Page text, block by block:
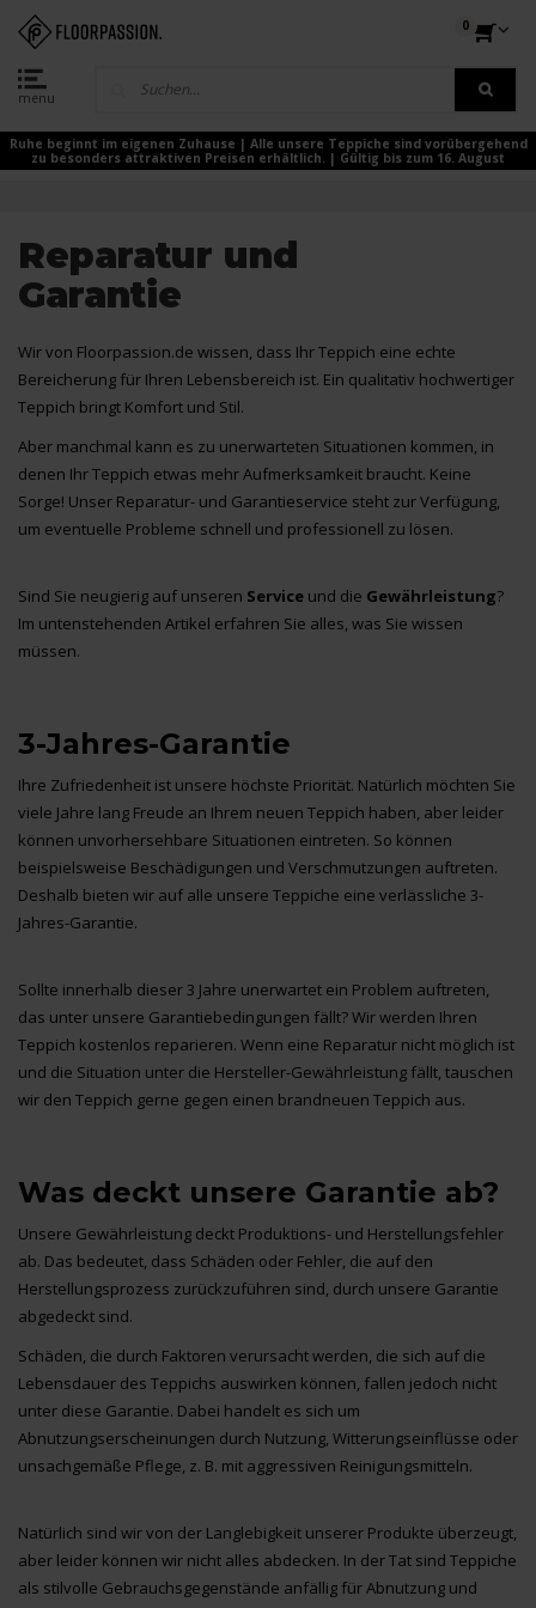
menu
0
Ruhe beginnt im eigenen Zuhause | Alle unsere Teppiche sind vorübergehend
zu besonders attraktiven Preisen erhältlich. | Gültig bis zum 16. August
Reparatur und
Garantie
Wir von Floorpassion.de wissen, dass Ihr Teppich eine echte
Bereicherung für Ihren Lebensbereich ist. Ein qualitativ hochwertiger
Teppich bringt Komfort und Stil.
Aber manchmal kann es zu unerwarteten Situationen kommen, in
denen Ihr Teppich etwas mehr Aufmerksamkeit braucht. Keine
Sorge! Unser Reparatur- und Garantieservice steht zur Verfügung,
um eventuelle Probleme schnell und professionell zu lösen.
Sind Sie neugierig auf unseren Service und die Gewährleistung?
Im untenstehenden Artikel erfahren Sie alles, was Sie wissen
müssen.
3-Jahres-Garantie
Ihre Zufriedenheit ist unsere höchste Priorität. Natürlich möchten Sie
viele Jahre lang Freude an Ihrem neuen Teppich haben, aber leider
können unvorhersehbare Situationen eintreten. So können
beispielsweise Beschädigungen und Verschmutzungen auftreten.
Deshalb bieten wir auf alle unsere Teppiche eine verlässliche 3-
Jahres-Garantie.
Sollte innerhalb dieser 3 Jahre unerwartet ein Problem auftreten,
das unter unsere Garantiebedingungen fällt? Wir werden Ihren
Teppich kostenlos reparieren. Wenn eine Reparatur nicht möglich ist
und die Situation unter die Hersteller-Gewährleistung fällt, tauschen
wir den Teppich gerne gegen einen brandneuen Teppich aus.
Was deckt unsere Garantie ab?
Unsere Gewährleistung deckt Produktions- und Herstellungsfehler
ab. Das bedeutet, dass Schäden oder Fehler, die auf den
Herstellungsprozess zurückzuführen sind, durch unsere Garantie
abgedeckt sind.
Schäden, die durch Faktoren verursacht werden, die sich auf die
Lebensdauer des Teppichs auswirken können, fallen jedoch nicht
unter diese Garantie. Dabei handelt es sich um
Abnutzungserscheinungen durch Nutzung, Witterungseinflüsse oder
unsachgemäße Pflege, z. B. mit aggressiven Reinigungsmitteln.
Natürlich sind wir von der Langlebigkeit unserer Produkte überzeugt,
aber leider können wir nicht alles abdecken. In der Tat sind Teppiche
als stilvolle Gebrauchsgegenstände anfällig für Abnutzung und